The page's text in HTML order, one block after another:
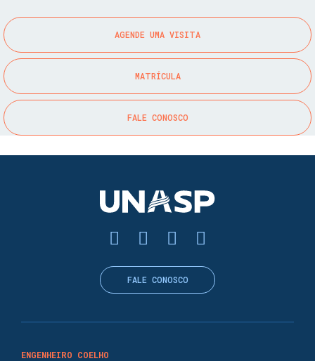
AGENDE UMA VISITA
MATRÍCULA
FALE CONOSCO
ENGENHEIRO COELHO
FALE CONOSCO